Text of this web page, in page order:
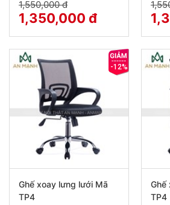
1,550,000 đ
1,350,000 đ
Ghế xoay lưng lưới Mã
TP4
-12%
Ghế
TP4